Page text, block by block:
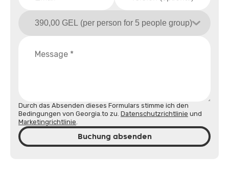
Durch das Absenden dieses Formulars stimme ich den
Bedingungen von Georgia.to zu. Datenschutzrichtlinie und
Marketingrichtlinie.
Buchung absenden